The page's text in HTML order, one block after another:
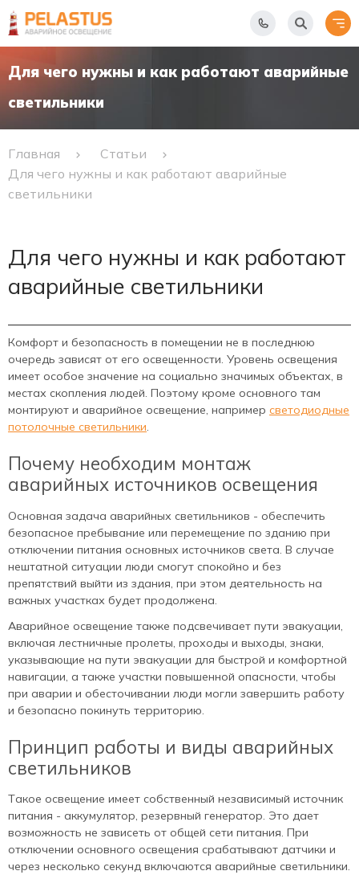
Для чего нужны и как работают аварийные
светильники
Главная
Статьи
Для чего нужны и как работают аварийные
светильники
Для чего нужны и как работают
аварийные светильники
Комфорт и безопасность в помещении не в последнюю
очередь зависят от его освещенности. Уровень освещения
имеет особое значение на социально значимых объектах, в
местах скопления людей. Поэтому кроме основного там
монтируют и аварийное освещение, например светодиодные
потолочные светильники.
Почему необходим монтаж
аварийных источников освещения
Основная задача аварийных светильников - обеспечить
безопасное пребывание или перемещение по зданию при
отключении питания основных источников света. В случае
нештатной ситуации люди смогут спокойно и без
препятствий выйти из здания, при этом деятельность на
важных участках будет продолжена.
Аварийное освещение также подсвечивает пути эвакуации,
включая лестничные пролеты, проходы и выходы, знаки,
указывающие на пути эвакуации для быстрой и комфортной
навигации, а также участки повышенной опасности, чтобы
при аварии и обесточивании люди могли завершить работу
и безопасно покинуть территорию.
Принцип работы и виды аварийных
светильников
Такое освещение имеет собственный независимый источник
питания - аккумулятор, резервный генератор. Это дает
возможность не зависеть от общей сети питания. При
отключении основного освещения срабатывают датчики и
через несколько секунд включаются аварийные светильники.